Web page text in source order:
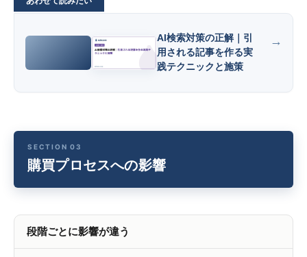
AI検索対策の正解｜引
用される記事を作る実
践テクニックと施策
購買プロセスへの影響
段階ごとに影響が違う